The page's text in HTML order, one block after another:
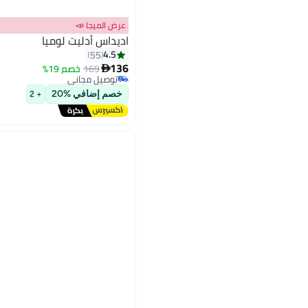
6
عرض الميجا 📣
اديداس أدليت لوميا
4.5
55
136
169 خصم 19%
توصيل مجاني
توصيل مجاني
خصم إضافي %20 + 2